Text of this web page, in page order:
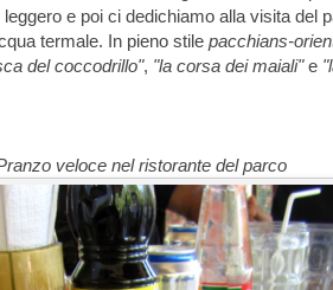
e poi ci dedichiamo alla visita del
termale. In pieno stile pacchians-
del coccodrillo", "la corsa dei maiali"e
veloce nel ristorante del parco